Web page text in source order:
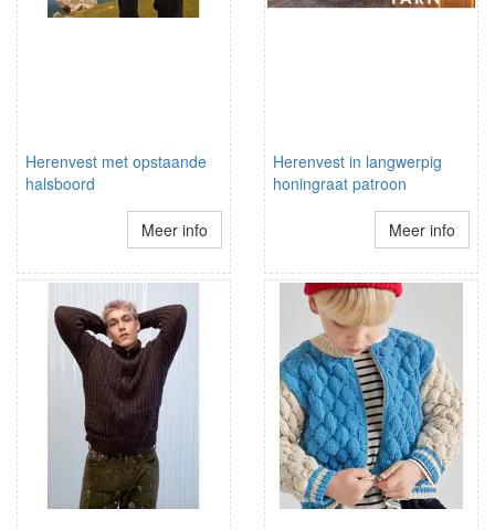
Herenvest met opstaande
halsboord
Meer info
Herenvest in langwerpig
honingraat patroon
Meer info